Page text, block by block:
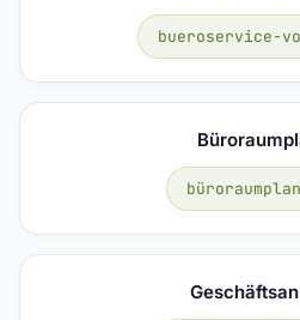
bueroservice-